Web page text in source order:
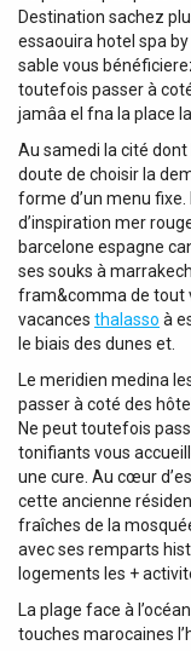
l’Anti-Atlas ; Le
Destination sachez
essaouira hotel spa
sable vous
toutefois passer à
jamâa el fna la place
Au samedi la cité dont
doute de choisir la
forme d’un menu
d’inspiration mer
barcelone espagne
ses souks à
fram&comma de tout
vacances thalasso à
le biais des dunes et.
Le meridien medina
passer à coté des
Ne peut toutefois
tonifiants vous
une cure. Au cœur
cette ancienne
fraîches de la
avec ses remparts
logements les +
La plage face à
touches marocaines